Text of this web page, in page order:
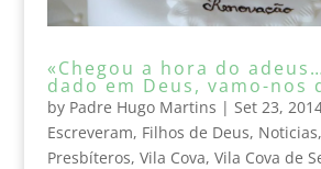
«Chegou a hora do
dado em Deus, vamo-nos
by Padre Hugo Martins | Set 23,
Escreveram, Filhos de Deus, Noticias,
Presbíteros, Vila Cova, Vila Cova de